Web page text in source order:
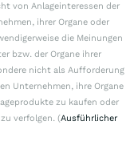
von Anlageinteressen der
ihrer Organe oder
die Meinungen
bzw. der Organe ihrer
nicht als Aufforderung
Unternehmen, ihre Organe
zu kaufen oder
verfolgen. (Ausführlicher